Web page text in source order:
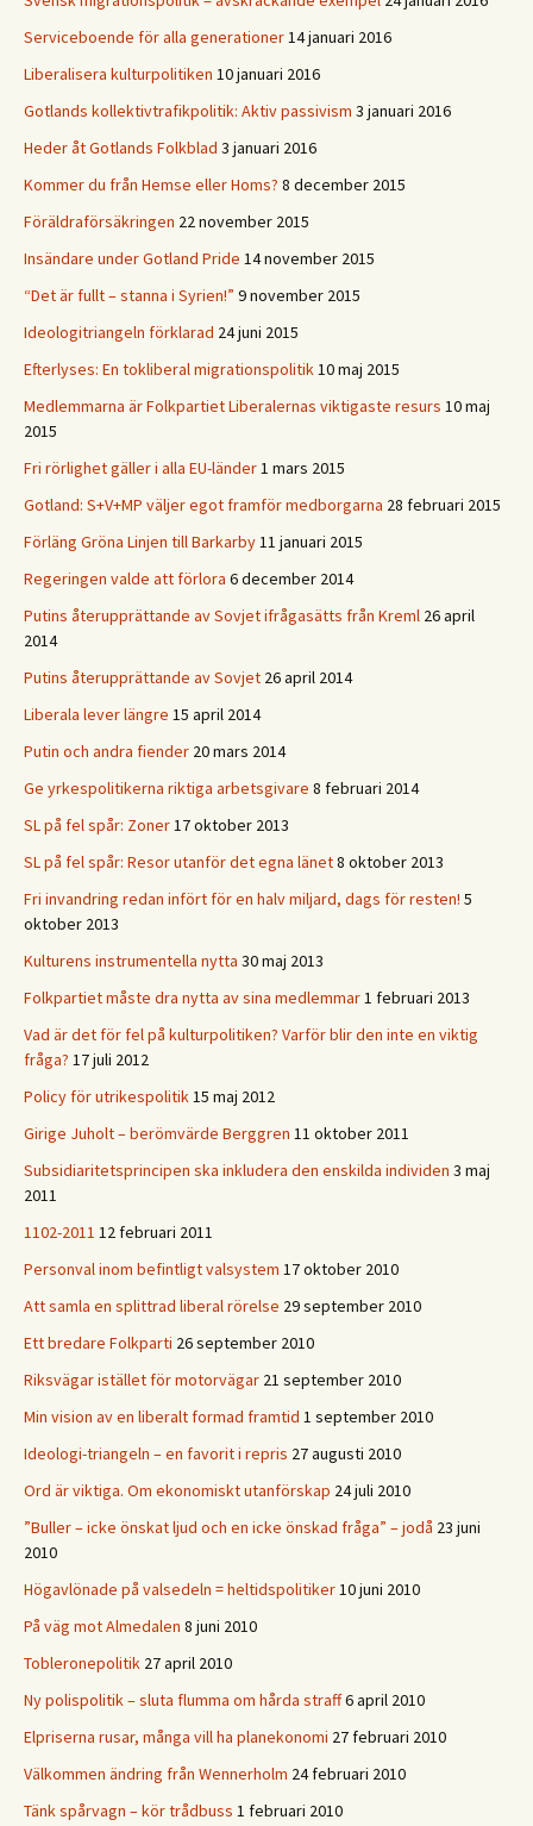
Serviceboende för alla generationer14 januari 2016
Liberalisera kulturpolitiken 10 januari 2016
Gotlands kollektivtrafikpolitik: Aktiv passivism 3 januari 2016
Heder åt Gotlands Folkblad 3 januari 2016
Kommer du från Hemse eller Homs? 8 december 2015
Föräldraförsäkringen 22 november 2015
Insändare under Gotland Pride 14 november 2015
“Det är fullt – stanna i Syrien!” 9 november 2015
Ideologitriangeln förklarad 24 juni 2015
Efterlyses: En tokliberal migrationspolitik10 maj 2015
Medlemmarna är Folkpartiet Liberalernas viktigaste resurs 10 maj
2015
Fri rörlighet gäller i alla EU-länder1 mars 2015
Gotland: S+V+MP väljer egot framför medborgarna 28 februari 2015
Förläng Gröna Linjen till Barkarby11 januari 2015
Regeringen valde att förlora 6 december 2014
Putins återupprättande av Sovjet ifrågasätts från Kreml 26 april
2014
Putins återupprättande av Sovjet 26 april 2014
Liberala lever längre 15 april 2014
Putin och andra fiender 20 mars 2014
Ge yrkespolitikerna riktiga arbetsgivare 8 februari 2014
SL på fel spår: Zoner17 oktober 2013
SL på fel spår: Resor utanför det egna länet8 oktober 2013
Fri invandring redan infört för en halv miljard, dags för resten! 5
oktober 2013
Kulturens instrumentella nytta 30 maj 2013
Folkpartiet måste dra nytta av sina medlemmar1 februari 2013
Vad är det för fel på kulturpolitiken? Varför blir den inte en viktig
fråga? 17 juli 2012
Policy för utrikespolitik15 maj 2012
Girige Juholt – berömvärde Berggren 11 oktober 2011
Subsidiaritetsprincipen ska inkludera den enskilda individen 3 maj
2011
1102-2011 12 februari 2011
Personval inom befintligt valsystem 17 oktober 2010
Att samla en splittrad liberal rörelse 29 september 2010
Ett bredare Folkparti 26 september 2010
Riksvägar istället för motorvägar 21 september 2010
Min vision av en liberalt formad framtid 1 september 2010
Ideologi-triangeln – en favorit i repris 27 augusti 2010
Ord är viktiga. Om ekonomiskt utanförskap 24 juli 2010
”Buller – icke önskat ljud och en icke önskad fråga” – jodå 23 juni
2010
Högavlönade på valsedeln = heltidspolitiker10 juni 2010
På väg mot Almedalen 8 juni 2010
Tobleronepolitik 27 april 2010
Ny polispolitik – sluta flumma om hårda straff6 april 2010
Elpriserna rusar, många vill ha planekonomi 27 februari 2010
Välkommen ändring från Wennerholm 24 februari 2010
Tänk spårvagn – kör trådbuss 1 februari 2010